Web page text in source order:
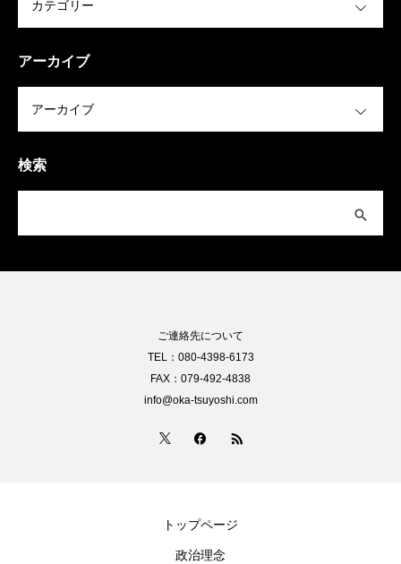
アーカイブ
検索
ご連絡先について
TEL：080-4398-6173
FAX：079-492-4838
info@oka-tsuyoshi.com
トップページ
政治理念